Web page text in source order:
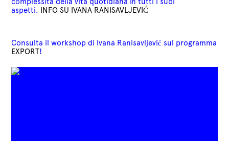
aspetti. INFO SU IVANA RANISAVLJEVIĆ
Consulta il workshop di Ivana Ranisavljević sul programma
EXPORT!